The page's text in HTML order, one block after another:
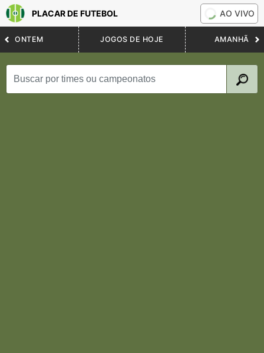
PLACAR DE FUTEBOL AO VIVO
ONTEM JOGOS DE HOJE AMANHÃ